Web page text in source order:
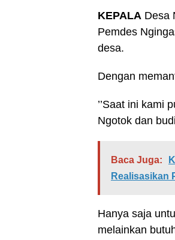
KEPALA Desa
Pemdes
desa.
Dengan
’’Saat ini kami
Ngotok dan
Baca Juga:
Realisasikan
Hanya saja
melainkan